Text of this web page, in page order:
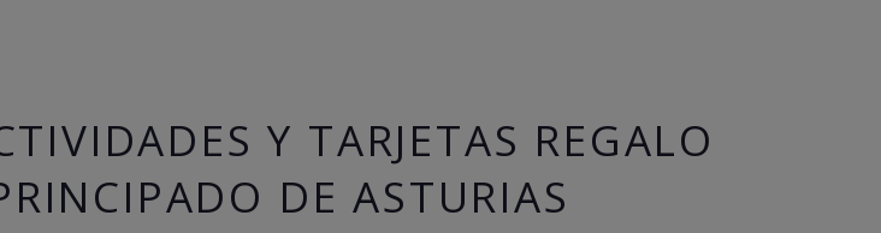
Y TARJETAS REGALO
DE ASTURIAS